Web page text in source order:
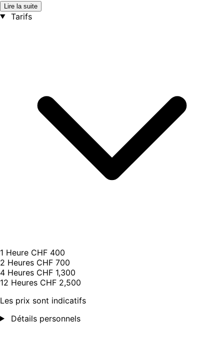
Lire la suite
Tarifs
1 Heure CHF 400
2 Heures CHF 700
4 Heures CHF 1,300
12 Heures CHF 2,500
Les prix sont indicatifs
Détails personnels